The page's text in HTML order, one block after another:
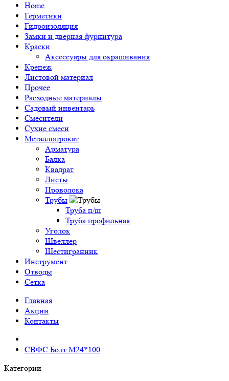
Home
Герметики
Гидроизоляция
Замки и дверная фурнитура
Краски
Аксессуары для окрашивания
Крепеж
Листовой материал
Прочее
Расходные материалы
Садовый инвентарь
Смесители
Сухие смеси
Металлопрокат
Арматура
Балка
Квадрат
Листы
Проволока
Трубы
Труба п/ш
Труба профильная
Уголок
Швеллер
Шестигранник
Инструмент
Отводы
Сетка
Главная
Акции
Контакты
СВФС Болт М24*100
Категории